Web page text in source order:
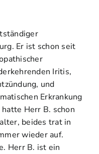
Er ist schon seit
Iritis,
und
Erkrankung
Herr B. schon
beides trat in
wieder auf.
Herr B. ist ein